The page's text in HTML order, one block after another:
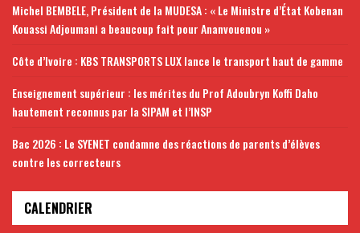
Michel BEMBELE, Président de la MUDESA : « Le Ministre d’État Kobenan
Kouassi Adjoumani a beaucoup fait pour Ananvouenou »
Côte d’Ivoire : KBS TRANSPORTS LUX lance le transport haut de gamme
Enseignement supérieur : les mérites du Prof Adoubryn Koffi Daho
hautement reconnus par la SIPAM et l’INSP
Bac 2026 : Le SYENET condamne des réactions de parents d’élèves
contre les correcteurs
CALENDRIER